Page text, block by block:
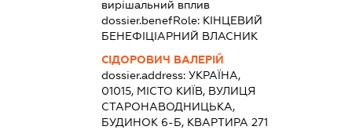
вирішальний вплив
dossier.benefRole: КІНЦЕВИЙ
БЕНЕФІЦІАРНИЙ ВЛАСНИК
СІДОРОВИЧ ВАЛЕРІЙ
dossier.address:УКРАЇНА,
01015, МІСТО КИЇВ, ВУЛИЦЯ
СТАРОНАВОДНИЦЬКА,
БУДИНОК 6-Б, КВАРТИРА 271